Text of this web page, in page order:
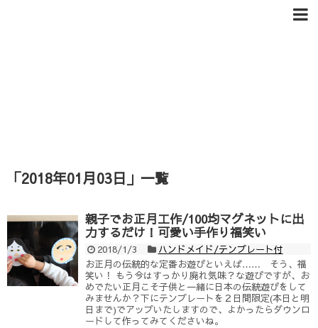
「2018年01月03日 」 一覧
親子でお正月工作/100均マグネットに出
力するだけ！可愛い手作り福笑い
2018/1/3
ハンドメイド/テンプレート付
お正月の伝統的な定番お遊びといえば…… そう、福
笑い！ もう今はすっかり廃れ気味？な遊びですが、お
めでたい正月こそ子供と一緒に日本の伝統遊びをして
みませんか？下にテンプレートを２日間限定(本日と明
日まで)でアップいたしますので、よかったらダウンロ
ードして作ってみてくださいね。